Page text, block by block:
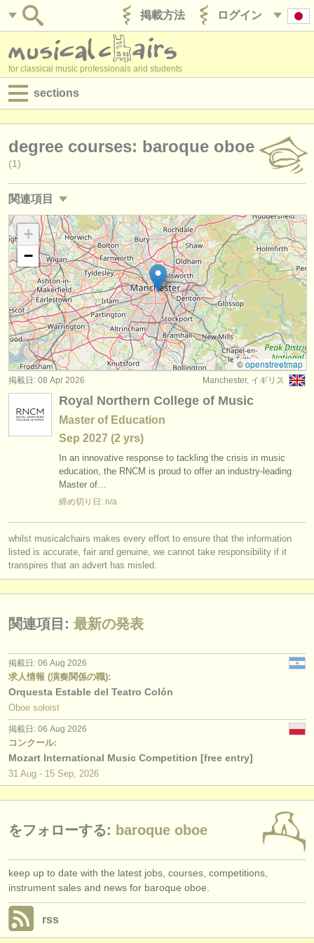
ログイン
掲載方法
for classical music professionals and students
sections
求人情報 (演奏関係の職)
求人情報 (管理者関連の職)
degree courses
講習会
コンクール
楽器の販売
盗まれた楽器
ディレクトリー:
オーケストラ
音楽学校
ユース オーケストラ
お問い合わせ
rss feeds
掲載方法
find out about ourATS
ATSfaq
ログイン
degree courses: baroque oboe
(1)
関連項目
求人情報 (演奏関係の職): オーボエ (16)
求人情報 (教育関連の職): オーボエ (1)
講習会: オーボエ (8)
degree courses: オーボエ (10)
コンクール: オーボエ (4)
楽器の販売: オーボエ
盗まれた楽器: オーボエ (87)
+
−
©openstreetmap
Manchester, イギリス
掲載日: 08 Apr 2026
Royal Northern College of Music
Master of Education
Sep 2027 (2 yrs)
In an innovative response to tackling the crisis in music
education, the RNCM is proud to offer an industry-leading
Master of…
締め切り日: n/a
whilst musicalchairs makes every effort to ensure that the information
listed is accurate, fair and genuine, we cannot take responsibility if it
transpires that an advert has misled.
関連項目: 最新の発表
掲載日: 06 Aug 2026
求人情報 (演奏関係の職):
Orquesta Estable del Teatro Colón
Oboe soloist
掲載日: 06 Aug 2026
コンクール:
Mozart International Music Competition [free entry]
31 Aug - 15 Sep, 2026
をフォローする: baroque oboe
keep up to date with the latest jobs, courses, competitions,
instrument sales and news for baroque oboe.
rss